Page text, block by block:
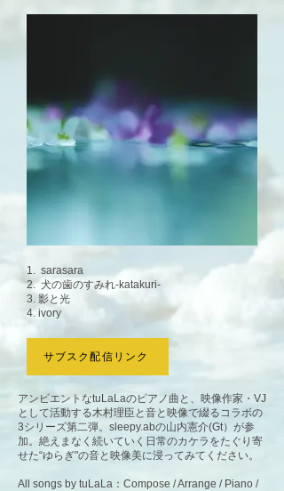
1. sarasara
2. 犬の歯のすみれ-katakuri-
3. 影と光
4. ivory
サブスク配信リンク
アンビエントなtuLaLaのピアノ曲と、映像作家・VJ
として活動する木村理臣と音と映像で綴るコラボの
3シリーズ第二弾。sleepy.abの山内憲介(Gt）が参
加。​絶えまなく続いていく日常のカケラをたぐり寄
せた“ゆらぎ"の音と映像美に浸ってみてください。
All songs by tuLaLa：Compose / Arrange / Piano /